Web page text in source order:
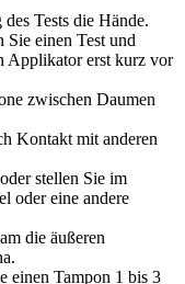
Tests die Hände.
Sie einen Test und
Applikator erst kurz vor
zwischen Daumen
Kontakt mit anderen
stellen Sie im
oder eine andere
die äußeren
einen Tampon 1 bis 3